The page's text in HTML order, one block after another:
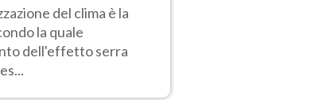
del clima è la
la quale
dell'effetto serra